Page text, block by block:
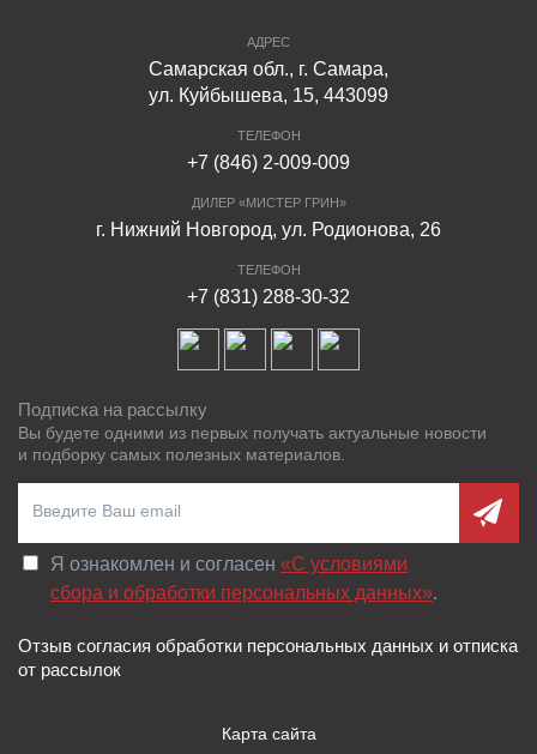
АДРЕС
Самарская обл., г. Самара,
ул. Куйбышева, 15, 443099
ТЕЛЕФОН
+7 (846) 2-009-009
ДИЛЕР «МИСТЕР ГРИН»
г. Нижний Новгород, ул. Родионова, 26
ТЕЛЕФОН
+7 (831) 288-30-32
Подписка на рассылку
Вы будете одними из первых получать актуальные новости
и подборку самых полезных материалов.
Я ознакомлен и согласен «C условиями
сбора и обработки персональных данных».
Отзыв согласия обработки персональных данных и отписка
от рассылок
Карта сайта